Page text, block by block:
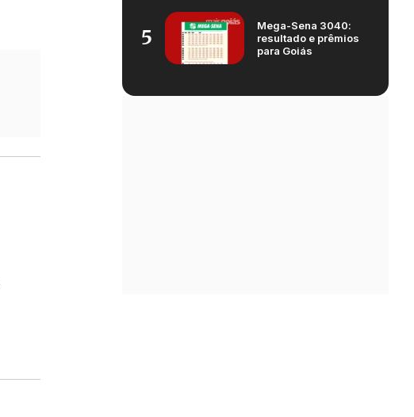
5
Mega-Sena 3040:
resultado e prêmios
para Goiás